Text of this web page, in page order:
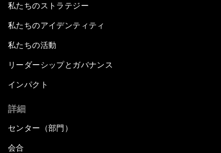
私たちのストラテジー
私たちのアイデンティティ
私たちの活動
リーダーシップとガバナンス
インパクト
詳細
センター（部門）
会合